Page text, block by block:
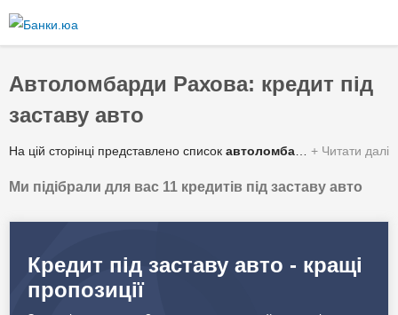
основного
Автоломбарди Рахова: кредит під
заставу авто
На цій сторінці представлено список автоломбардів Рахова з
Зведена таблиця умов за якими можна отримати гроші під заставу автомобіля або спецтехніки від автоломбардів у Рахові:
✔️ Процентна ставка
Читати далі
Ми підібрали для вас 11 кредитів під заставу авто
Кредит під заставу авто - кращі
пропозиції